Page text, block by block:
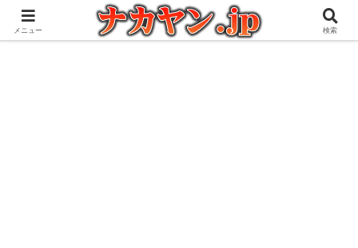
アウトドアとガジェット好きな管理人の愉快な日々を綴るブログ
メニュー 検索